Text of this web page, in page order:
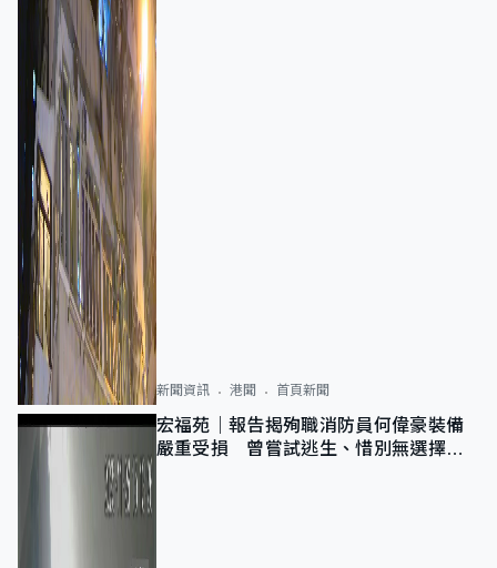
新聞資訊 港聞 首頁新聞
宏福苑｜報告揭殉職消防員何偉豪裝備
嚴重受損 曾嘗試逃生、惜別無選擇下